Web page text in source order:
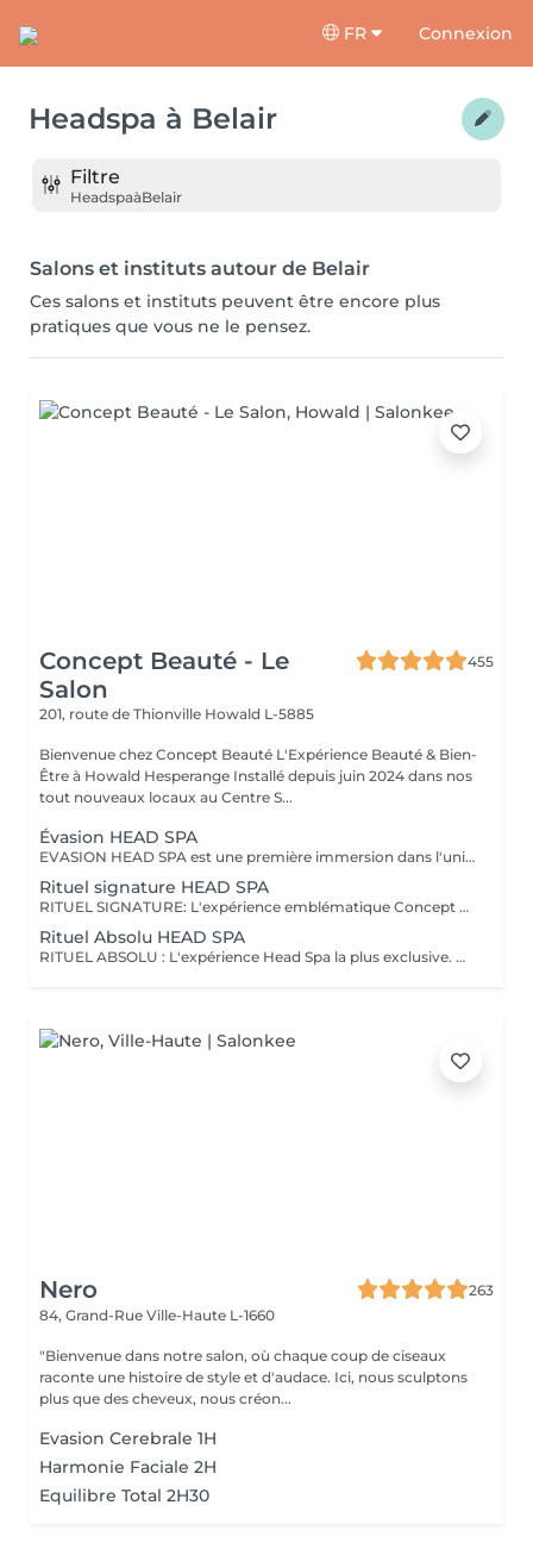
FR Connexion
Headspa à Belair
Filtre
HeadspaàBelair
Salons et instituts autour de Belair
Ces salons et instituts peuvent être encore plus
pratiques que vous ne le pensez.
Concept Beauté - Le
Salon
455
201, route de Thionville Howald L-5885
Bienvenue chez Concept Beauté L'Expérience Beauté & Bien-
Être à Howald Hesperange Installé depuis juin 2024 dans nos
tout nouveaux locaux au Centre S...
Évasion HEAD SPA
EVASION HEAD SPA est une première immersion dans l'univers du Head Spa. Ce rituel découverte vous invite à relâcher les tensions accumulées grâce à un massage du cuir chevelu associé à une expérience sensorielle autour de l'eau et à un soin adapté. Idéal pour découvrir les bienfaits du Head Spa et s'offrir un véritable moment de détente. Coiffage ou brushing inclus. DECOUVREZ NOTRE UNIVERS HEAD SPA, une expérience unique alliant relaxation profonde, soin du cuir chevelu et beauté du cheveu. Inspirés des rituels de bien-être japonais, nos soins Head Spa sont conçus pour procurer un véritable moment de déconnexion tout en prenant soin de vos cheveux et de votre cuir chevelu. Chaque rituel associe des techniques de massage relaxantes, un travail autour de l'eau, des soins professionnels adaptés et se termine par un coiffage ou un brushing afin que vous repartiez détendue et sublimée. Accordez-vous une parenthèse hors du temps et choisissez le rituel qui correspond à vos envies.
Rituel signature HEAD SPA
RITUEL SIGNATURE: L'expérience emblématique Concept Beauté. Un rituel complet alliant bien-être, soin du cuir chevelu, beauté du cheveu et coiffage personnalisé. DECOUVREZ NOTRE UNIVERS HEAD SPA, une expérience unique alliant relaxation profonde, soin du cuir chevelu et beauté du cheveu. Inspirés des rituels de bien-être japonais, nos soins Head Spa sont conçus pour procurer un véritable moment de déconnexion tout en prenant soin de vos cheveux et de votre cuir chevelu. Chaque rituel associe des techniques de massage relaxantes, un travail autour de l'eau, des soins professionnels adaptés et se termine par un coiffage ou un brushing afin que vous repartiez détendue et sublimée. Accordez-vous une parenthèse hors du temps et choisissez le rituel qui correspond à vos envies.
Rituel Absolu HEAD SPA
RITUEL ABSOLU : L'expérience Head Spa la plus exclusive. Un voyage sensoriel profond associant relaxation intense, soins experts et mise en beauté complète des cheveux. DECOUVREZ NOTRE UNIVERS HEAD SPA, une expérience unique alliant relaxation profonde, soin du cuir chevelu et beauté du cheveu. Inspirés des rituels de bien-être japonais, nos soins Head Spa sont conçus pour procurer un véritable moment de déconnexion tout en prenant soin de vos cheveux et de votre cuir chevelu. Chaque rituel associe des techniques de massage relaxantes, un travail autour de l'eau, des soins professionnels adaptés et se termine par un coiffage ou un brushing afin que vous repartiez détendue et sublimée. Accordez-vous une parenthèse hors du temps et choisissez le rituel qui correspond à vos envies.
Nero
263
84, Grand-Rue Ville-Haute L-1660
"Bienvenue dans notre salon, où chaque coup de ciseaux
raconte une histoire de style et d'audace. Ici, nous sculptons
plus que des cheveux, nous créon...
Evasion Cerebrale 1H
Harmonie Faciale 2H
Equilibre Total 2H30